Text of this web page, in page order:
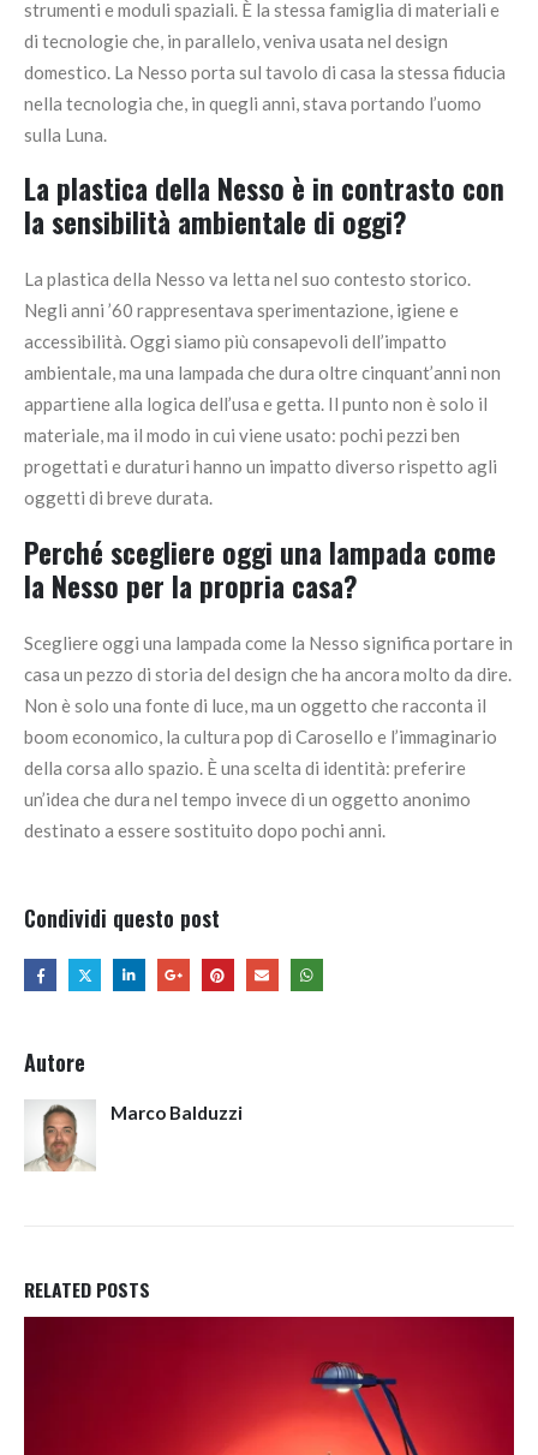
strumenti e moduli spaziali. È la stessa famiglia di materiali e
di tecnologie che, in parallelo, veniva usata nel design
domestico. La Nesso porta sul tavolo di casa la stessa fiducia
nella tecnologia che, in quegli anni, stava portando l’uomo
sulla Luna.
La plastica della Nesso è in contrasto con
la sensibilità ambientale di oggi?
La plastica della Nesso va letta nel suo contesto storico.
Negli anni ’60 rappresentava sperimentazione, igiene e
accessibilità. Oggi siamo più consapevoli dell’impatto
ambientale, ma una lampada che dura oltre cinquant’anni non
appartiene alla logica dell’usa e getta. Il punto non è solo il
materiale, ma il modo in cui viene usato: pochi pezzi ben
progettati e duraturi hanno un impatto diverso rispetto agli
oggetti di breve durata.
Perché scegliere oggi una lampada come
la Nesso per la propria casa?
Scegliere oggi una lampada come la Nesso significa portare in
casa un pezzo di storia del design che ha ancora molto da dire.
Non è solo una fonte di luce, ma un oggetto che racconta il
boom economico, la cultura pop di Carosello e l’immaginario
della corsa allo spazio. È una scelta di identità: preferire
un’idea che dura nel tempo invece di un oggetto anonimo
destinato a essere sostituito dopo pochi anni.
Condividi questo post
Autore
Marco Balduzzi
RELATED POSTS